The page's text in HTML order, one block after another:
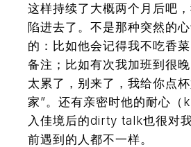
这样持续了大概两个月后吧
陷进去了。不是那种突然的
的：比如他会记得我不吃香
备注；比如有次我加班到很
太累了，别来了，我给你点
家”。还有亲密时他的耐心
入佳境后的dirty talk也很对
前遇到的人都不一样。